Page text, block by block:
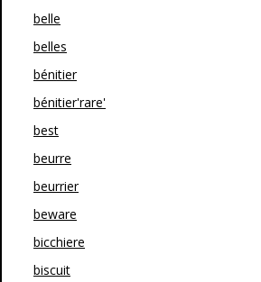
belle
belles
bénitier
bénitier'rare'
best
beurre
beurrier
beware
bicchiere
biscuit